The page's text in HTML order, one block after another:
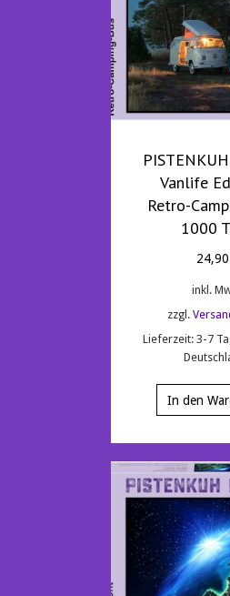
Vanlife
Retro-
1000
inkl.
zzgl.
Lieferzeit:3-7
In den